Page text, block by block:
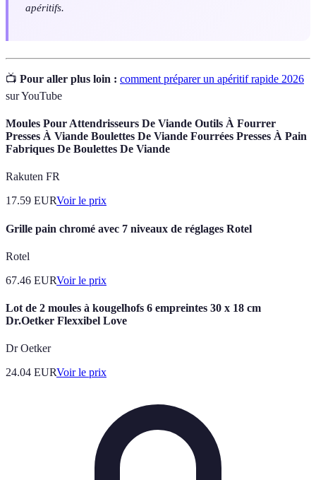
apéritifs.
📺 Pour aller plus loin : comment préparer un apéritif rapide 2026
sur YouTube
Moules Pour Attendrisseurs De Viande Outils À Fourrer
Presses À Viande Boulettes De Viande Fourrées Presses À Pain
Fabriques De Boulettes De Viande
Rakuten FR
17.59 EURVoir le prix
Grille pain chromé avec 7 niveaux de réglages Rotel
Rotel
67.46 EURVoir le prix
Lot de 2 moules à kougelhofs 6 empreintes 30 x 18 cm
Dr.Oetker Flexxibel Love
Dr Oetker
24.04 EURVoir le prix